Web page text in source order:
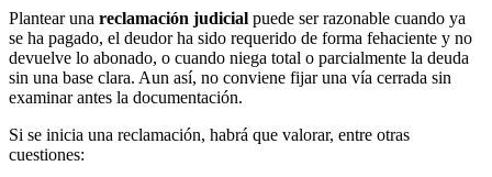
Plantear una reclamación judicial puede ser razonable cuando ya
se ha pagado, el deudor ha sido requerido de forma fehaciente y no
devuelve lo abonado, o cuando niega total o parcialmente la deuda
sin una base clara. Aun así, no conviene fijar una vía cerrada sin
examinar antes la documentación.
Si se inicia una reclamación, habrá que valorar, entre otras
cuestiones: